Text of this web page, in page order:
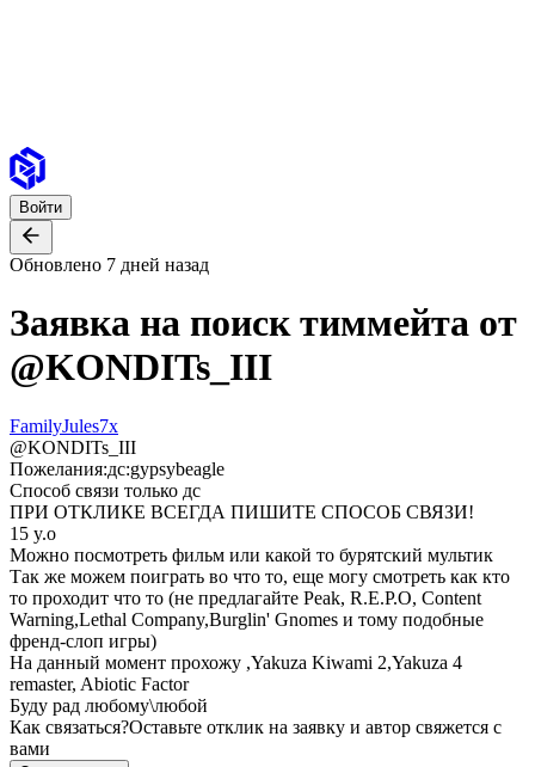
Войти
Обновлено 7 дней назад
Заявка на поиск тиммейта от
@KONDITs_III
FamilyJules7x
@KONDITs_III
Пожелания:дс:gypsybeagle
Способ связи только дс
ПРИ ОТКЛИКЕ ВСЕГДА ПИШИТЕ СПОСОБ СВЯЗИ!
15 y.o
Можно посмотреть фильм или какой то бурятский мультик
Так же можем поиграть во что то, еще могу смотреть как кто
то проходит что то (не предлагайте Peak, R.E.P.O, Content
Warning,Lethal Company,Burglin' Gnomes и тому подобные
френд-слоп игры)
На данный момент прохожу ,Yakuza Kiwami 2,Yakuza 4
remaster, Abiotic Factor
Буду рад любому\любой
Как связаться?Оставьте отклик на заявку и автор свяжется с
вами